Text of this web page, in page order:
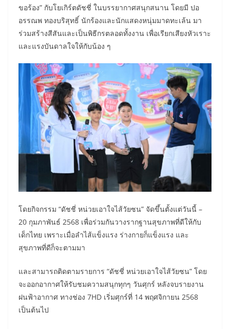
ขอร้อง” กับโยเกิร์ตดัชชี่ ในบรรยากาศสนุกสนาน โดยมี ปอ
อรรณพ ทองบริสุทธิ์ นักร้องและนักแสดงหนุ่มมาดทะเล้น มา
ร่วมสร้างสีสันและเป็นพิธีกรตลอดทั้งงาน เพื่อเรียกเสียงหัวเราะ
และแรงบันดาลใจให้กับน้อง ๆ
โดยกิจกรรม “ดัชชี่ หน่วยเอาใจไส้วัยซน” จัดขึ้นตั้งแต่วันนี้ –
20 กุมภาพันธ์ 2568 เพื่อร่วมกันวางรากฐานสุขภาพที่ดีให้กับ
เด็กไทย เพราะเมื่อลำไส้แข็งแรง ร่างกายก็แข็งแรง และ
สุขภาพที่ดีก็จะตามมา
​และสามารถติดตามรายการ “ดัชชี่ หน่วยเอาใจไส้วัยซน” โดย
จะออกอากาศให้รับชมความสนุกทุกๆ วันศุกร์ หลังจบรายงาน
ฝนฟ้าอากาศ ทางช่อง 7HD เริ่มศุกร์ที่ 14 พฤศจิกายน 2568
เป็นต้นไป